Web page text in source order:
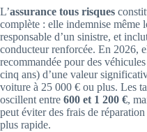
L’assurance tous risques
complète : elle indemnise même
responsable d’un sinistre, et
conducteur renforcée. En 2026,
recommandée pour des
cinq ans) d’une valeur
voiture à 25 000 € ou plus. Les
oscillent entre 600 et 1 200 €,
peut éviter des frais de
plus rapide.